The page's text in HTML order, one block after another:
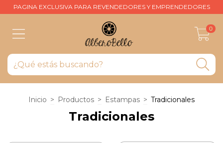
PAGINA EXCLUSIVA PARA REVENDEDORES Y EMPRENDEDORES
0
Inicio > Productos > Estampas > Tradicionales
Tradicionales